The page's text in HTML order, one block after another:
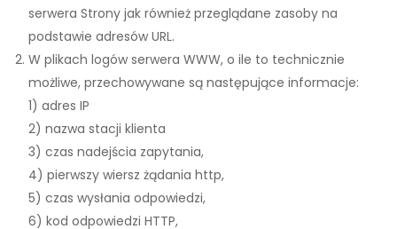
serwera Strony jak również przeglądane zasoby na
podstawie adresów URL.
W plikach logów serwera WWW, o ile to technicznie
możliwe, przechowywane są następujące informacje:
1) adres IP
2) nazwa stacji klienta
3) czas nadejścia zapytania,
4) pierwszy wiersz żądania http,
5) czas wysłania odpowiedzi,
6) kod odpowiedzi HTTP,